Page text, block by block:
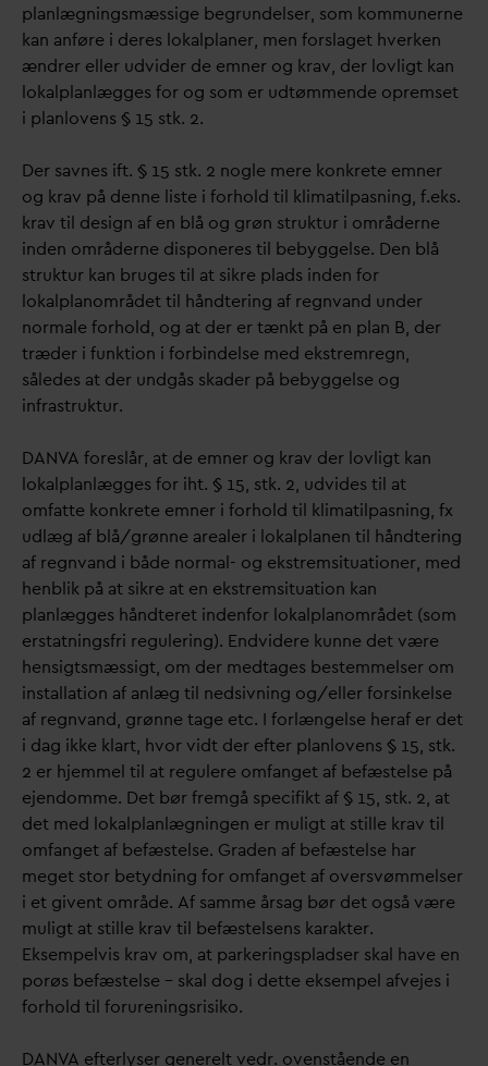
planlægningsmæssige begrundelser, som kommunerne
kan anføre i deres lokalplaner, men forslaget hverken
ændrer eller udvider de emner og krav, der lovligt kan
lokalplanlægges for og som er udtømmende opremset
i planlovens § 15 stk. 2.
Der savnes ift. § 15 stk. 2 nogle mere konkrete emner
og krav på denne liste i forhold til klimatilpasning, f.eks.
krav til design af en blå og grøn struktur i områderne
inden områderne disponeres til bebyggelse. Den blå
struktur kan bruges til at sikre plads inden for
lokalplanområdet til håndtering af regnvand under
normale forhold, og at der er tænkt på en plan B, der
træder i funktion i forbindelse med ekstremregn,
således at der undgås skader på bebyggelse og
infrastruktur.
DANVA foreslår, at de emner og krav der lovligt kan
lokalplanlægges for iht. § 15, stk. 2, udvides til at
omfatte konkrete emner i forhold til klimatilpasning, fx
udlæg af blå/grønne arealer i lokalplanen til håndtering
af regnvand i både normal- og ekstremsituationer, med
henblik på at sikre at en ekstremsituation kan
planlægges håndteret indenfor lokalplanområdet (som
erstatningsfri regulering). Endvidere kunne det være
hensigtsmæssigt, om der medtages bestemmelser om
installation af anlæg til nedsivning og/eller forsinkelse
af regnvand, grønne tage etc. I forlængelse heraf er det
i dag ikke klart, hvor vidt der efter planlovens § 15, stk.
2 er hjemmel til at regulere omfanget af befæstelse på
ejendomme. Det bør fremgå specifikt af § 15, stk. 2, at
det med lokalplanlægningen er muligt at stille krav til
omfanget af befæstelse. Graden af befæstelse har
meget stor betydning for omfanget af oversvømmelser
i et givent område. Af samme årsag bør det også være
muligt at stille krav til befæstelsens karakter.
Eksempelvis krav om, at parkeringspladser skal have en
porøs befæstelse – skal dog i dette eksempel afvejes i
forhold til forureningsrisiko.
DANVA efterlyser generelt vedr. ovenstående en